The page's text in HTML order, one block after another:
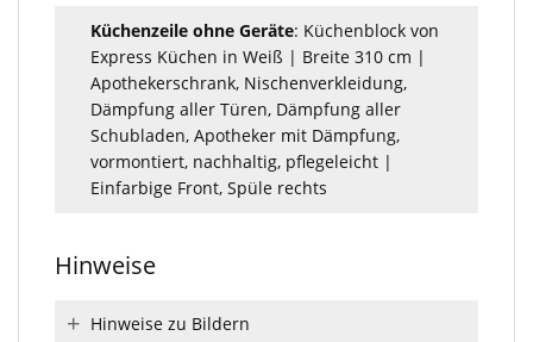
Küchenzeile ohne Geräte: Küchenblock von
Express Küchen in Weiß | Breite 310 cm |
Apothekerschrank, Nischenverkleidung,
Dämpfung aller Türen, Dämpfung aller
Schubladen, Apotheker mit Dämpfung,
vormontiert, nachhaltig, pflegeleicht |
Einfarbige Front, Spüle rechts
Hinweise
Hinweise zu Bildern